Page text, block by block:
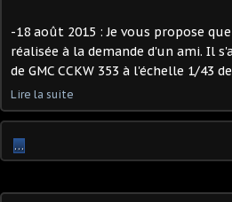
-18 août 2015 : Je vous propose
réalisée à la demande d'un ami. Il
de GMC CCKW 353 à l'échelle 1/43
Lire la suite
…